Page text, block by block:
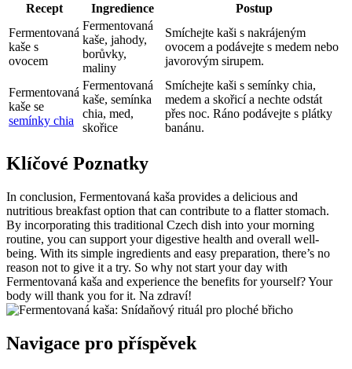
Recept Ingredience
Postup
Fermentovaná
kaše s
ovocem
Fermentovaná
kaše, jahody,
borůvky,
maliny
Smíchejte kaši s nakrájeným
ovocem a podávejte s medem nebo
javorovým sirupem.
Fermentovaná
kaše se
semínky chia
Fermentovaná
kaše, semínka
chia, med,
skořice
Smíchejte kaši s semínky chia,
medem a skořicí a nechte odstát
přes noc. Ráno podávejte s plátky
banánu.
Klíčové Poznatky
In conclusion, Fermentovaná kaša provides a delicious and
nutritious breakfast option that can contribute to a flatter stomach.
By incorporating this traditional Czech dish into your morning
routine, you can support your digestive health and overall well-
being. With its simple ingredients and easy preparation, there’s no
reason not to give it a try. So why not start your day with
Fermentovaná kaša and experience the benefits for yourself? Your
body will thank you for it. Na zdraví!
Navigace pro příspěvek